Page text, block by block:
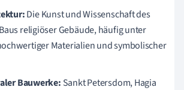
Die Kunst und Wissenschaft des
religiöser Gebäude, häufig unter
Materialien und symbolischer
Bauwerke: Sankt Petersdom, Hagia